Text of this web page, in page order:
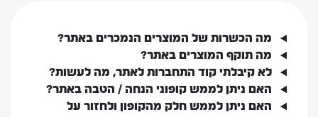
מה הכשרות של המוצרים הנמכרים באתר?
מה תוקף המוצרים באתר?
לא קיבלתי קוד התחברות לאתר, מה לעשות?
האם ניתן לממש קופוני הנחה / הטבה באתר?
האם ניתן לממש חלק מהקופון ולחזור על